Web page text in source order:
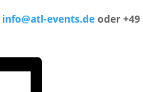
info@atl-events.de oder +49